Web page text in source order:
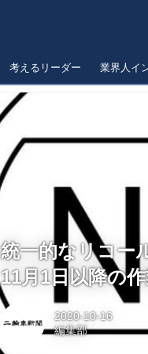
考えるリーダー 業界人イ
統一的なリコー
11月1日以降の
2020-10-16
編集部